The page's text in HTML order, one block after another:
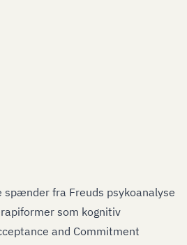
fra Freuds psykoanalyse
som kognitiv
and Commitment